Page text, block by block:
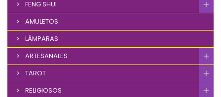
FENG SHUI
AMULETOS
LÁMPARAS
ARTESANALES
TAROT
RELIGIOSOS